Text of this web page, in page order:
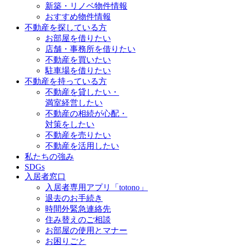
新築・リノベ物件情報
おすすめ物件情報
不動産を探している方
お部屋を借りたい
店舗・事務所を借りたい
不動産を買いたい
駐車場を借りたい
不動産を持っている方
不動産を貸したい・
満室経営したい
不動産の相続が心配・
対策をしたい
不動産を売りたい
不動産を活用したい
私たちの強み
SDGs
入居者窓口
入居者専用アプリ「totono」
退去のお手続き
時間外緊急連絡先
住み替えのご相談
お部屋の使用とマナー
お困りごと